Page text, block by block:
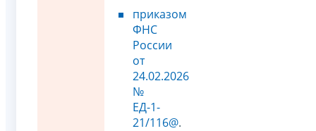
приказом
ФНС
России
от
24.02.2026
№
ЕД-1-
21/116@.